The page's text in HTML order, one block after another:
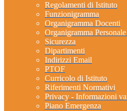
Regolamenti di Istituto
Funzionigramma
Organigramma Docenti
Organigramma
Sicurezza
Dipartimenti
Indirizzi Email
PTOF
Curricolo di Istituto
Riferimenti Normativi
Privacy - Informazioni
Piano Emergenza